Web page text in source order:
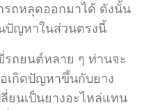
รถหลุดออกมาได้ ดังนั้น
ปัญหาในส่วนตรงนี้
ถยนต์หลาย ๆ ท่านจะ
เกิดปัญหาขึ้นกับยาง
ยนเป็นยางอะไหล่แทน